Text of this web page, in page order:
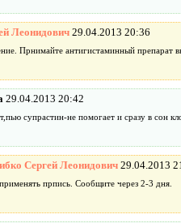
Леонидович 29.04.2013 20:36
Прнимайте антигистаминный препарат
29.04.2013 20:42
супрастин-не помогает и сразу в сон
Сергей Леонидович 29.04.2013
прпись. Сообщите через 2-3 дня.